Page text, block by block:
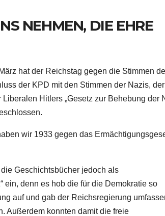
NEHMEN, DIE EHRE
hat der Reichstag gegen die Stimmen
der KPD mit den Stimmen der Nazis, der
Hitlers „Gesetz zur Behebung der
wir 1933 gegen das
Geschichtsbücher jedoch als
ein, denn es hob die für die Demokratie so
auf und gab der Reichsregierung
Außerdem konnten damit die freie